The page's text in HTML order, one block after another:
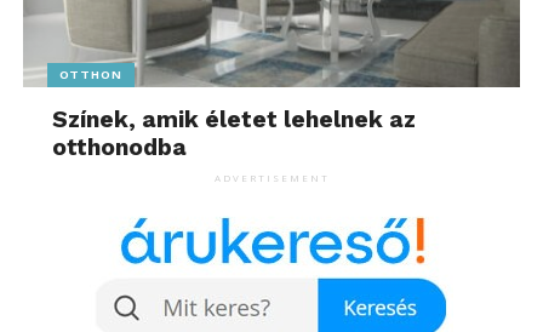
OTTHON
Színek, amik életet lehelnek az
otthonodba
ADVERTISEMENT